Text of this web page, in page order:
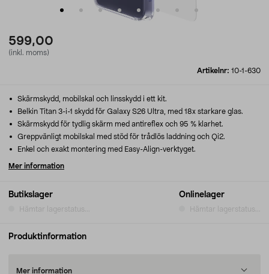
599,00
(inkl. moms)
Artikelnr: 10-1-630
Butikslager
Hämtar lagerstatus...
Onlinelager
Hämtar lagerstatus...
Skärmskydd, mobilskal och linsskydd i ett kit.
Belkin Titan 3-i-1 skydd för Galaxy S26 Ultra, med 18x starkare glas.
Skärmskydd för tydlig skärm med antireflex och 95 % klarhet.
Greppvänligt mobilskal med stöd för trådlös laddning och Qi2.
Enkel och exakt montering med Easy-Align-verktyget.
Mer information
Produktinformation
Mer information